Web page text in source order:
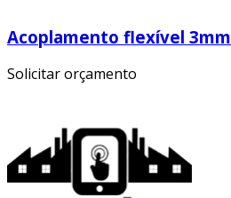
Acoplamento flexível 3mm
Solicitar orçamento